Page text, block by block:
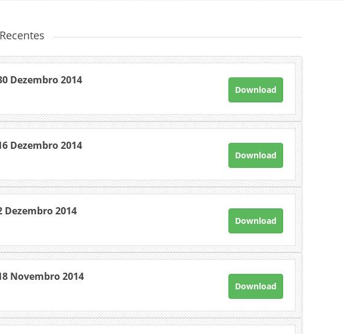
Dezembro 2014
Download
Dezembro 2014
Download
2014
Download
Novembro 2014
Download